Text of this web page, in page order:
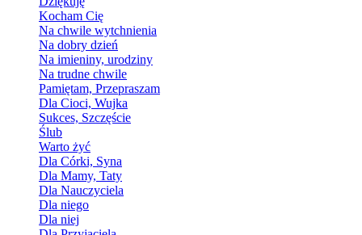
Kocham Cię
Na chwile wytchnienia
Na dobry dzień
Na imieniny, urodziny
Na trudne chwile
Pamiętam, Przepraszam
Dla Cioci, Wujka
Sukces, Szczęście
Ślub
Warto żyć
Dla Córki, Syna
Dla Mamy, Taty
Dla Nauczyciela
Dla niego
Dla niej